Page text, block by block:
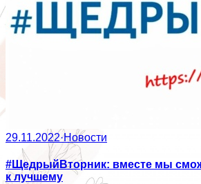
29.11.2022·Новости
#ЩедрыйВторник: вместе мы
к лучшему